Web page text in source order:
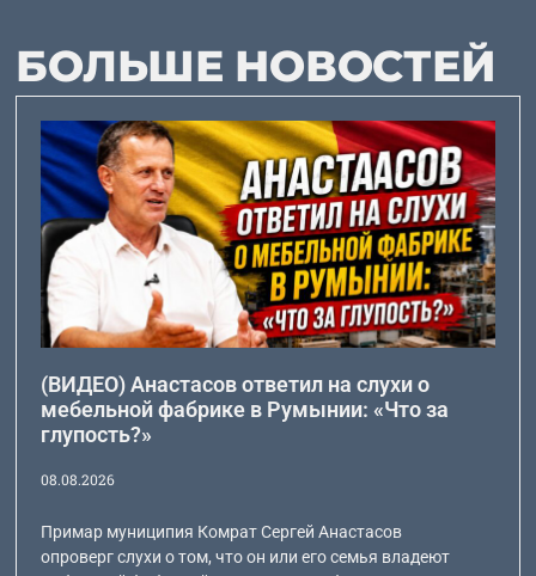
БОЛЬШЕ НОВОСТЕЙ
(ВИДЕО) Анастасов ответил на слухи о
мебельной фабрике в Румынии: «Что за
глупость?»
08.08.2026
Примар муниципия Комрат Сергей Анастасов
опроверг слухи о том, что он или его семья владеют